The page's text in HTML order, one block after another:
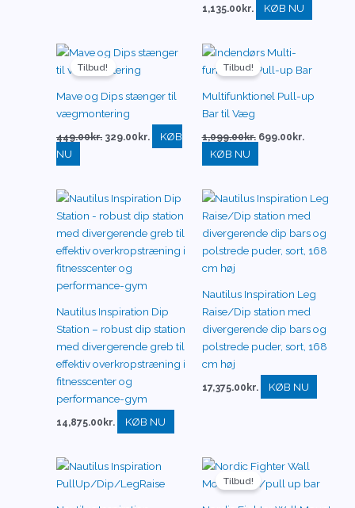
1,135.00 kr. KØB NU
Tilbud!
Mave og Dips stænger til
vægmontering
449.00kr.
Den
oprindelige
pris
449.00kr..
329.00 kr.
Den
aktuelle
329.00kr..
KØB
NU
Tilbud!
Multifunktionel Pull-up
Bar til Væg
1,099.00kr.
Den
pris
1,099.00kr..
699.00 kr.
pris
699.00kr..
KØB NU
Nautilus Inspiration Dip
Station – robust dip station
med divergerende greb til
effektiv overkropstræning i
fitnesscenter og
performance-gym
14,875.00 kr. KØB NU
Nautilus Inspiration Leg
Raise/Dip station med
divergerende dip bars og
polstrede puder, sort, 168
cm høj
17,375.00 kr. KØB NU
Tilbud!
Den
oprindelige
pris
pris